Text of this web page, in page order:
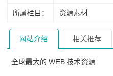
所属栏目： 资源素材
网站介绍 相关推荐
全球最大的 WEB 技术资源